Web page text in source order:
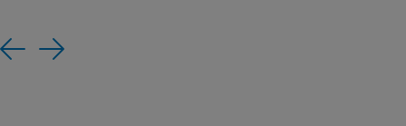
Previous
Next